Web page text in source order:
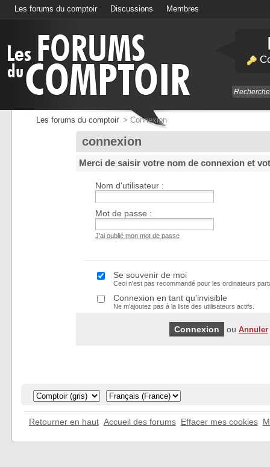
Les forums du comptoir Discussions Membres
Les forums du comptoir > Connexion
connexion
Merci de saisir votre nom de connexion et
Nom d'utilisateur :
Mot de passe :
J'ai oublié mon mot de passe
Se souvenir de moi
Ceci n'est pas recommandé pour les ordinateurs
Connexion en tant qu'invisible
Ne m'ajoutez pas à la liste des utilisateurs actifs.
ou Annuler
Retourner en haut Accueil des forums Effacer mes cookies